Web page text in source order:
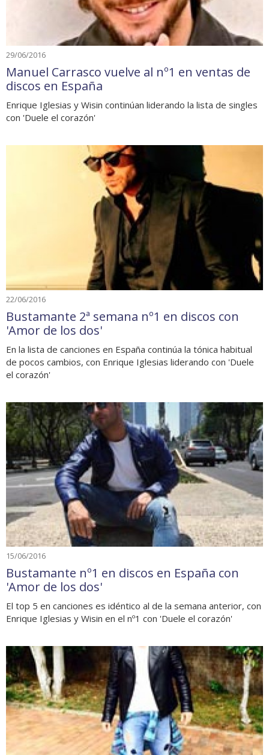
29/06/2016
Manuel Carrasco vuelve al nº1 en ventas de
discos en España
Enrique Iglesias y Wisin continúan liderando la lista de singles
con 'Duele el corazón'
22/06/2016
Bustamante 2ª semana nº1 en discos con
'Amor de los dos'
En la lista de canciones en España continúa la tónica habitual
de pocos cambios, con Enrique Iglesias liderando con 'Duele
el corazón'
15/06/2016
Bustamante nº1 en discos en España con
'Amor de los dos'
El top 5 en canciones es idéntico al de la semana anterior, con
Enrique Iglesias y Wisin en el nº1 con 'Duele el corazón'